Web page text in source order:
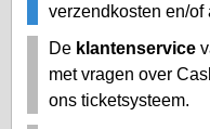
verzendkosten en/of
De klantenservice
met vragen over
ons ticketsysteem.